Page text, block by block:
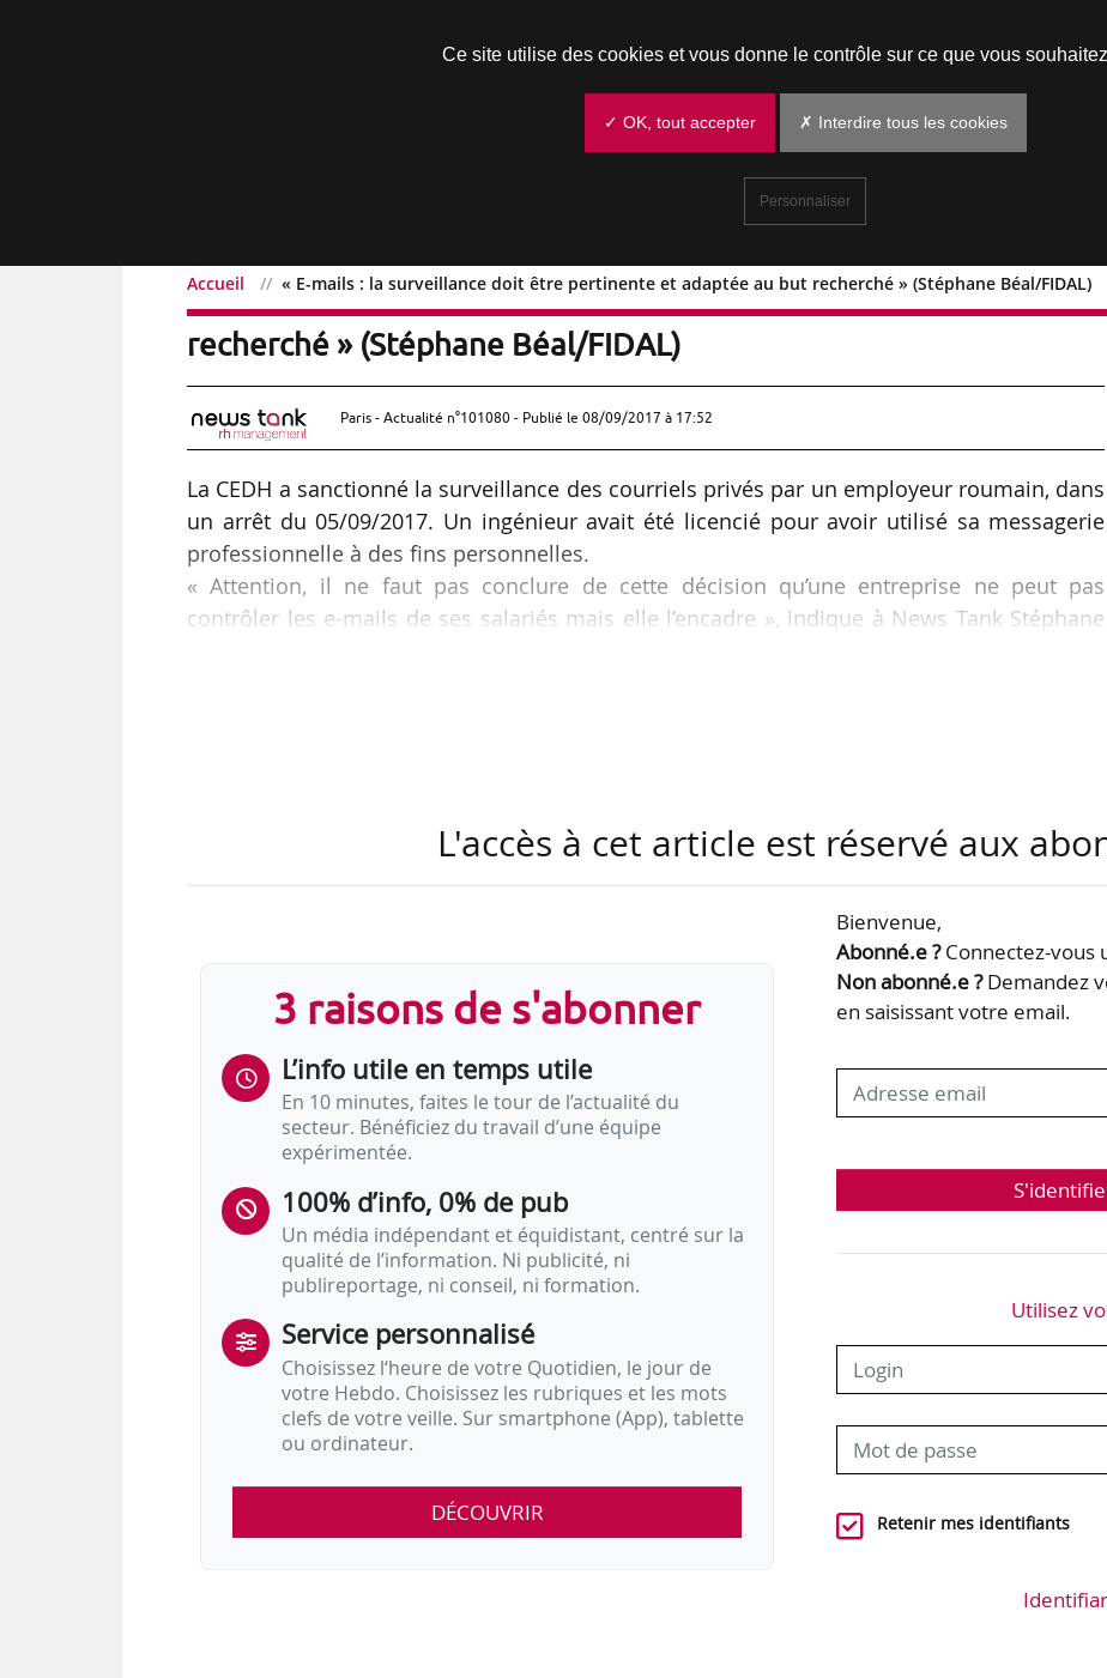
Accueil « E-mails : la surveillance doit être pertinente et adaptée au but recherché » (Stéphane Béal/FIDAL)
« E-mails : la surveillance doit être pertinente et adaptée au but
recherché » (Stéphane Béal/FIDAL)
Paris - Actualité n°101080 - Publié le 08/09/2017 à 17:52
La CEDH a sanctionné la surveillance des courriels privés par un employeur roumain, dans
un arrêt du 05/09/2017. Un ingénieur avait été licencié pour avoir utilisé sa messagerie
professionnelle à des fins personnelles.
« Attention, il ne faut pas conclure de cette décision qu’une entreprise ne peut pas
contrôler les e-mails de ses salariés mais elle l’encadre », indique à News Tank Stéphane
• examiner l’étendue de la surveillance et le…L'accès à cet article est réservé aux
3 raisons de s'abonner
L’info utile en temps utile
En 10 minutes, faites le tour de l’actualité du
secteur. Bénéficiez du travail d’une équipe
expérimentée.
100% d’info, 0% de pub
Un média indépendant et équidistant, centré sur la
qualité de l’information. Ni publicité, ni
publireportage, ni conseil, ni formation.
Service personnalisé
Choisissez l‘heure de votre Quotidien, le jour de
votre Hebdo. Choisissez les rubriques et les mots
clefs de votre veille. Sur smartphone (App), tablette
ou ordinateur.
DÉCOUVRIR
Bienvenue,
Abonné.e ?Connectez-vous
Non abonné.e ?Demandez
en saisissant votre email.
Utilisez
Retenir mes identifiants
Ce site utilise des cookies et vous donne le contrôle sur ce que vous
✓ OK, tout accepter ✗ Interdire tous les cookies
Personnaliser